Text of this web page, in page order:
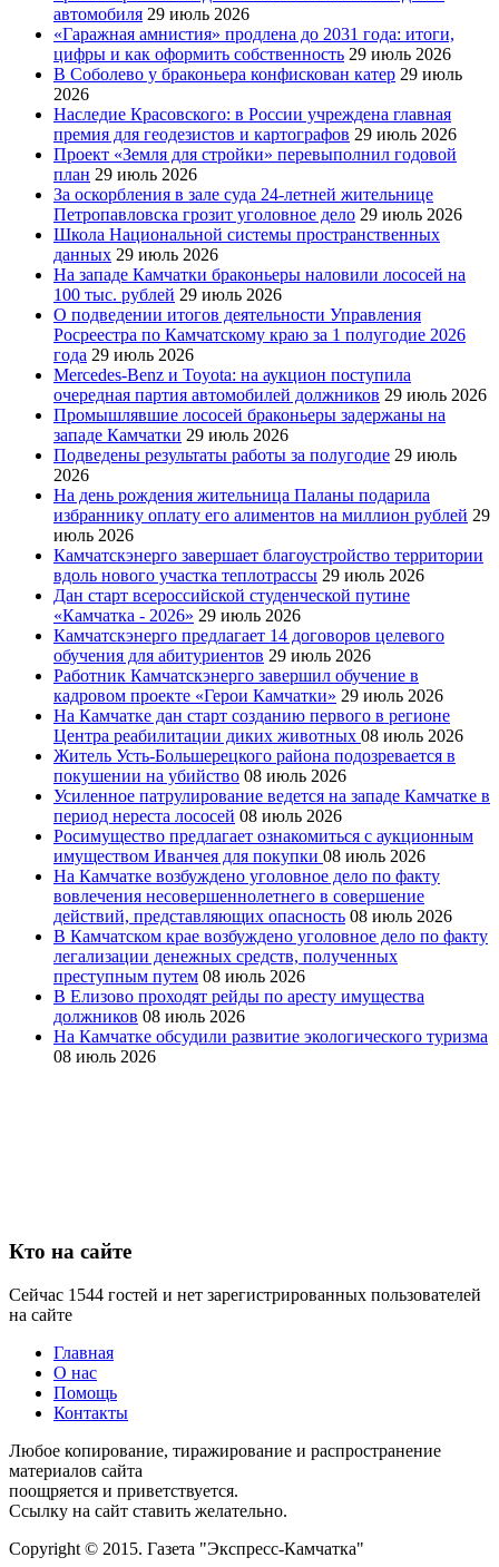
автомобиля 29 июль 2026
«Гаражная амнистия» продлена до 2031 года: итоги,
цифры и как оформить собственность 29 июль 2026
В Соболево у браконьера конфискован катер 29 июль
2026
Наследие Красовского: в России учреждена главная
премия для геодезистов и картографов 29 июль 2026
Проект «Земля для стройки» перевыполнил годовой
план 29 июль 2026
За оскорбления в зале суда 24-летней жительнице
Петропавловска грозит уголовное дело 29 июль 2026
Школа Национальной системы пространственных
данных 29 июль 2026
На западе Камчатки браконьеры наловили лососей на
100 тыс. рублей 29 июль 2026
О подведении итогов деятельности Управления
Росреестра по Камчатскому краю за 1 полугодие 2026
года 29 июль 2026
Mercedes-Benz и Toyota: на аукцион поступила
очередная партия автомобилей должников 29 июль 2026
Промышлявшие лососей браконьеры задержаны на
западе Камчатки 29 июль 2026
Подведены результаты работы за полугодие 29 июль
2026
На день рождения жительница Паланы подарила
избраннику оплату его алиментов на миллион рублей 29
июль 2026
Камчатскэнерго завершает благоустройство территории
вдоль нового участка теплотрассы 29 июль 2026
Дан старт всероссийской студенческой путине
«Камчатка - 2026» 29 июль 2026
Камчатскэнерго предлагает 14 договоров целевого
обучения для абитуриентов 29 июль 2026
Работник Камчатскэнерго завершил обучение в
кадровом проекте «Герои Камчатки» 29 июль 2026
На Камчатке дан старт созданию первого в регионе
Центра реабилитации диких животных 08 июль 2026
Житель Усть-Большерецкого района подозревается в
покушении на убийство 08 июль 2026
Усиленное патрулирование ведется на западе Камчатке в
период нереста лососей 08 июль 2026
Росимущество предлагает ознакомиться с аукционным
имуществом Иванчея для покупки 08 июль 2026
На Камчатке возбуждено уголовное дело по факту
вовлечения несовершеннолетнего в совершение
действий, представляющих опасность 08 июль 2026
В Камчатском крае возбуждено уголовное дело по факту
легализации денежных средств, полученных
преступным путем 08 июль 2026
В Елизово проходят рейды по аресту имущества
должников 08 июль 2026
На Камчатке обсудили развитие экологического туризма
08 июль 2026
Кто на сайте
Сейчас 1544 гостей и нет зарегистрированных пользователей
на сайте
Главная
О нас
Помощь
Контакты
Любое копирование, тиражирование и распространение
материалов сайта
поощряется и приветствуется.
Ссылку на сайт ставить желательно.
Copyright © 2015. Газета "Экспресс-Камчатка"